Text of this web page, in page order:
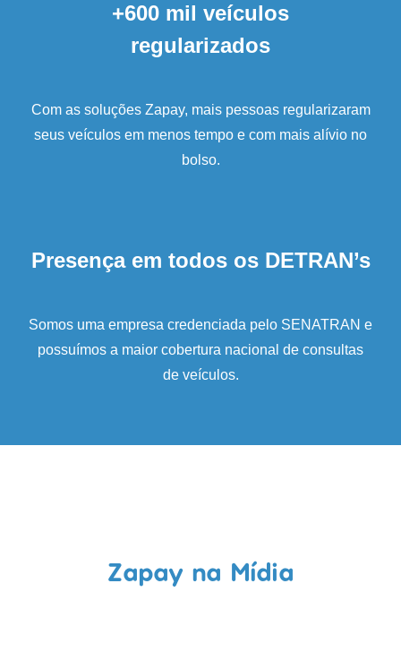
+600 mil veículos
regularizados
Com as soluções Zapay, mais pessoas regularizaram
seus veículos em menos tempo e com mais alívio no
bolso.
Presença em todos os DETRAN’s
Somos uma empresa credenciada pelo SENATRAN e
possuímos a maior cobertura nacional de consultas
de veículos.
Zapay na Mídia